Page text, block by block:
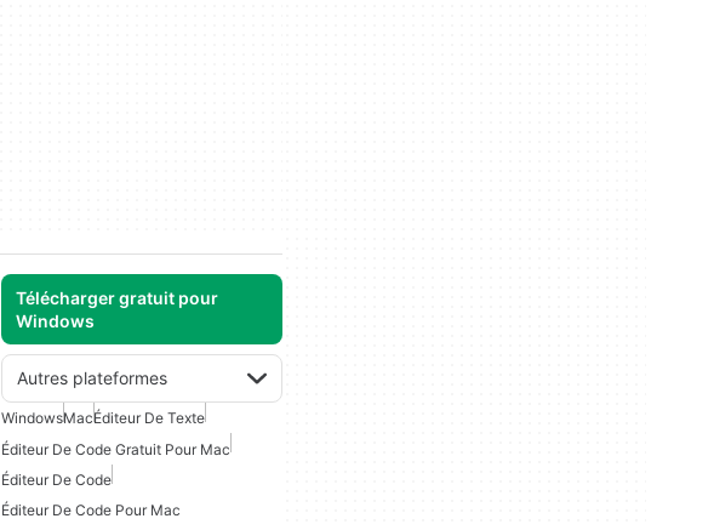
Télécharger gratuit pour
Windows
Autres plateformes
WindowsMacÉditeur De Texte
Éditeur De Code Gratuit Pour Mac
Éditeur De Code
Éditeur De Code Pour Mac